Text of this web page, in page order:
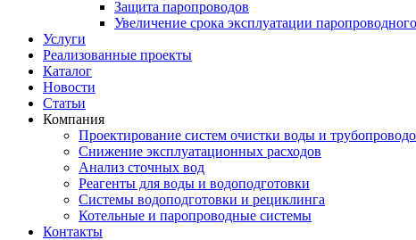
Защита паропроводов
Увеличение срока эксплуатации
Услуги
Реализованные проекты
Каталог
Новости
Статьи
Компания
Проектирование систем очистки воды и
Снижение эксплуатационных расходов
Анализ сточных вод
Реагенты для воды и водоподготовки
Системы водоподготовки и рециклинга
Котельные и паропроводные системы
Контакты